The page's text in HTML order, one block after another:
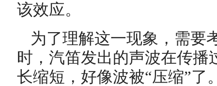
该效应。
为了理解这一现象，需要
时，汽笛发出的声波在传播
长缩短，好像波被“压缩”了